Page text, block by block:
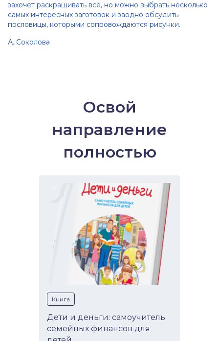
захочет раскрашивать всё, но можно выбрать несколько
самых интересных заготовок и заодно обсудить
пословицы, которыми сопровождаются рисунки.
А. Соколова
Освой
направление
полностью
Книга
Дети и деньги: самоучитель
семейных финансов для